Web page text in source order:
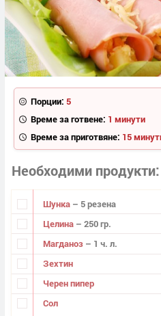
Порции: 5
Време за готвене: 1 минути
Време за приготвяне: 15
Необходими продукти
Шунка – 5 резена
Целина – 250 гр.
Магданоз – 1 ч. л.
Зехтин
Черен пипер
Сол